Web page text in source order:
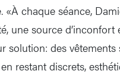
«À chaque séance,
une source
solution: des
restant discrets,